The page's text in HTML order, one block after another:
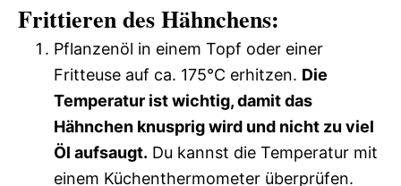
Frittieren des Hähnchens:
Pflanzenöl in einem Topf oder einer
Fritteuse auf ca. 175°C erhitzen. Die
Temperatur ist wichtig, damit das
Hähnchen knusprig wird und nicht zu viel
Öl aufsaugt. Du kannst die Temperatur mit
einem Küchenthermometer überprüfen.